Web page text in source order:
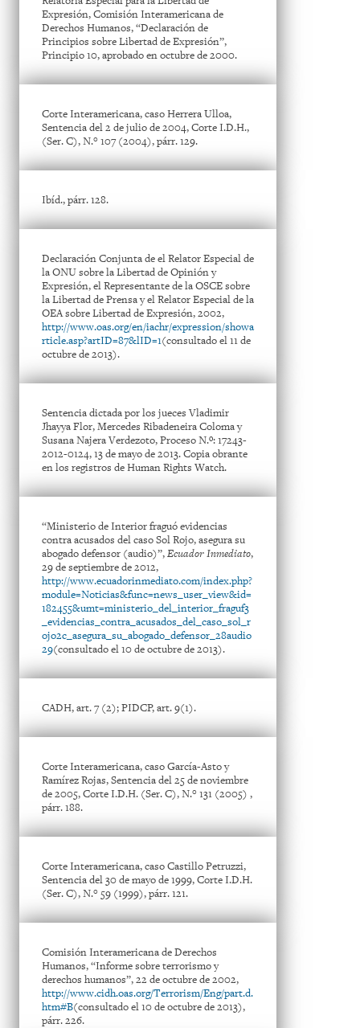
Expresión, Comisión Interamericana de
Derechos Humanos, “Declaración de
Principios sobre Libertad de Expresión”,
Principio 10, aprobado en octubre de 2000.
Corte Interamericana, caso Herrera Ulloa,
Sentencia del 2 de julio de 2004, Corte I.D.H.,
(Ser. C), N.° 107 (2004), párr. 129.
Ibíd., párr. 128.
Declaración Conjunta de el Relator Especial de
la ONU sobre la Libertad de Opinión y
Expresión, el Representante de la OSCE sobre
la Libertad de Prensa y el Relator Especial de la
OEA sobre Libertad de Expresión, 2002,
http://www.oas.org/en/iachr/expression/showa
rticle.asp?artID=87&lID=1(consultado el 11 de
octubre de 2013).
Sentencia dictada por los jueces Vladimir
Jhayya Flor, Mercedes Ribadeneira Coloma y
Susana Najera Verdezoto, Proceso N.º: 17243-
2012-0124, 13 de mayo de 2013. Copia obrante
en los registros de Human Rights Watch.
“Ministerio de Interior fraguó evidencias
contra acusados del caso Sol Rojo, asegura su
abogado defensor (audio)”,Ecuador Inmediato,
29 de septiembre de 2012,
http://www.ecuadorinmediato.com/index.php?
module=Noticias&func=news_user_view&id=
182455&umt=ministerio_del_interior_fraguf3
_evidencias_contra_acusados_del_caso_sol_r
ojo2c_asegura_su_abogado_defensor_28audio
29(consultado el 10 de octubre de 2013).
CADH, art. 7 (2); PIDCP, art. 9(1).
Corte Interamericana, caso García-Asto y
Ramírez Rojas, Sentencia del 25 de noviembre
de 2005, Corte I.D.H. (Ser. C), N.° 131 (2005) ,
párr. 188.
Corte Interamericana, caso Castillo Petruzzi,
Sentencia del 30 de mayo de 1999, Corte I.D.H.
(Ser. C), N.° 59 (1999), párr. 121.
Comisión Interamericana de Derechos
Humanos, “Informe sobre terrorismo y
derechos humanos”, 22 de octubre de 2002,
http://www.cidh.oas.org/Terrorism/Eng/part.d.
htm#B(consultado el 10 de octubre de 2013),
párr. 226.